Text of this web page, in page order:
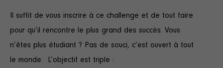
Il suffit de vous inscrire à ce challenge et de tout faire
pour qu’il rencontre le plus grand des succès. Vous
n’êtes plus étudiant ? Pas de souci, c’est ouvert à tout
le monde. L’objectif est triple :